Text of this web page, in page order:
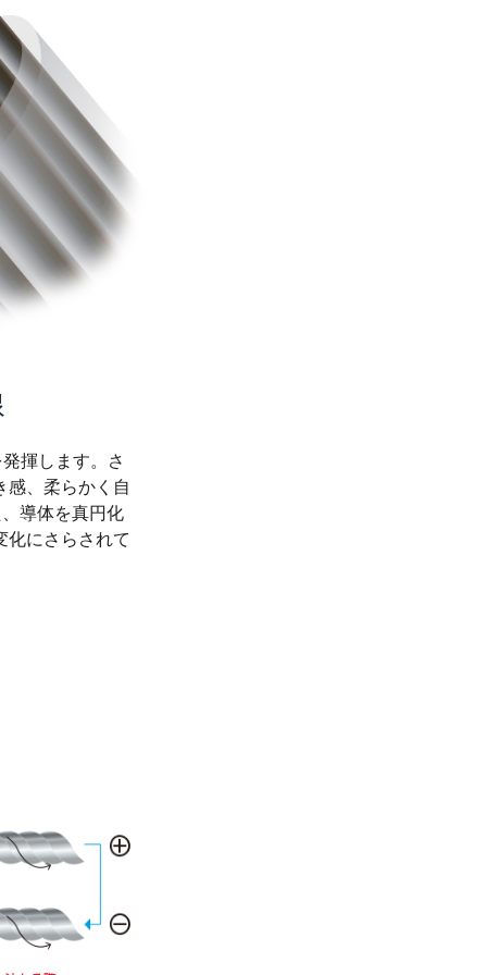
揮します。さ
感、柔らかく自
導体を真円化
化にさらされて